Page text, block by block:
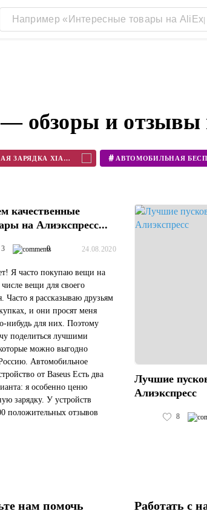
обзоры и отзывы
АВТОМОБИЛЬНАЯ ЗАРЯДКА XIAOMI #
качественные
на Алиэкспресс...
3 0 24.08.2020
Я часто покупаю вещи на
вещи для своего
Часто я рассказываю друзьям
и они просят меня
нибудь для них. Поэтому
поделиться лучшими
можно выгодно
Россию. Автомобильное
от Baseus Есть два
я особенно ценю
зарядку. У устройств
положительных отзывов
Лучшие
Алиэкспресс
8
нам помочь Работать с